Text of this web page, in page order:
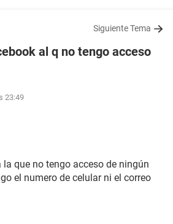
Siguiente Tema
al q no tengo acceso
23:49
que no tengo acceso de ningún
el numero de celular ni el correo